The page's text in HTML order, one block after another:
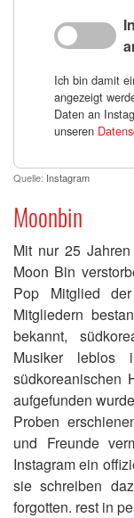
Ich bin damit
angezeigt
Daten an
unseren
Quelle: Instagram
Moonbin
Mit nur 25
Moon Bin
Pop Mitglied
Mitgliedern
bekannt,
Musiker leblos
südkoreanischen
aufgefunden
Proben
und Freunde
Instagram ein
sie schreiben
forgotten. rest in